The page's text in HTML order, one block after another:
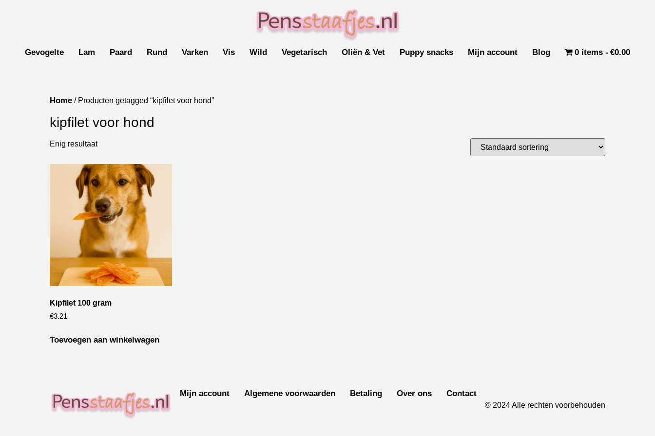
Gevogelte Lam Paard Rund Varken Vis Wild Vegetarisch Oliën & Vet Puppy snacks Mijn account Blog 0 items €0.00
Home / Producten getagged “kipfilet voor hond”
kipfilet voor hond
Enig resultaat
Kipfilet 100 gram
€3.21
Toevoegen aan winkelwagen
Mijn account Algemene voorwaarden Betaling Over ons Contact
© 2024 Alle rechten voorbehouden